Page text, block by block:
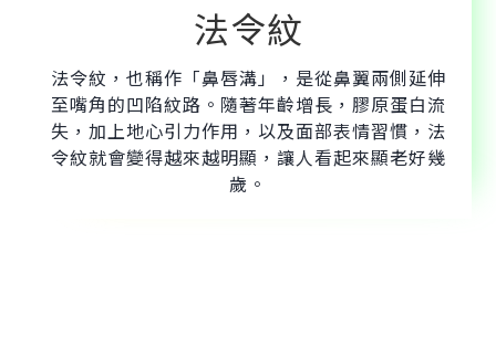
法令紋
法令紋，也稱作「鼻唇溝」，是從鼻翼兩側延伸
至嘴角的凹陷紋路。隨著年齡增長，膠原蛋白流
失，加上地心引力作用，以及面部表情習慣，法
令紋就會變得越來越明顯，讓人看起來顯老好幾
歲。